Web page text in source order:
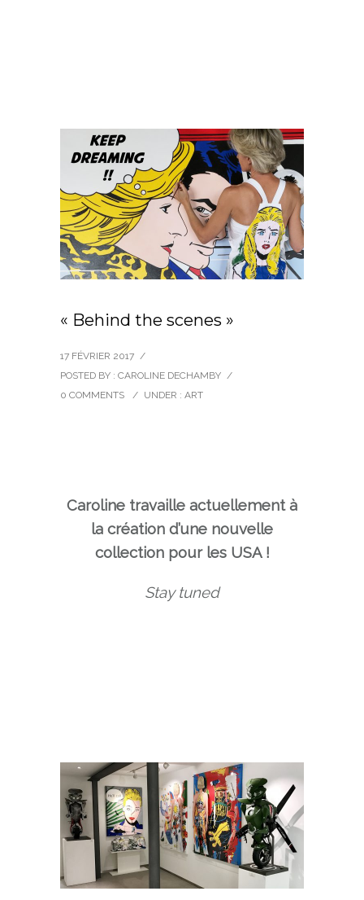
« Behind the scenes »
17 FÉVRIER 2017 /
POSTED BY : CAROLINE DECHAMBY /
0 COMMENTS
/ UNDER : ART
Caroline travaille actuellement à
la création d’une nouvelle
collection pour les USA !
Stay tuned